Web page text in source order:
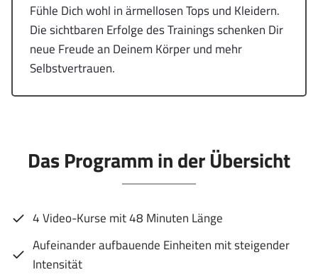
Fühle Dich wohl in ärmellosen Tops und Kleidern.
Die sichtbaren Erfolge des Trainings schenken Dir
neue Freude an Deinem Körper und mehr
Selbstvertrauen.
Das Programm in der Übersicht
4 Video-Kurse mit 48 Minuten Länge
Aufeinander aufbauende Einheiten mit steigender
Intensität